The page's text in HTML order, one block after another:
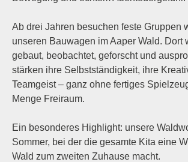
Ab drei Jahren besuchen feste Gruppen
unseren Bauwagen im Aaper Wald. Dort
gebaut, beobachtet, geforscht und
stärken ihre Selbstständigkeit, ihre
Teamgeist – ganz ohne fertiges
Menge Freiraum.
Ein besonderes Highlight: unsere
Sommer, bei der die gesamte Kita eine
Wald zum zweiten Zuhause macht.